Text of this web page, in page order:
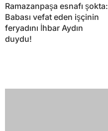
Ramazanpaşa esnafı şokta:
Babası vefat eden işçinin
feryadını İhbar Aydın
duydu!